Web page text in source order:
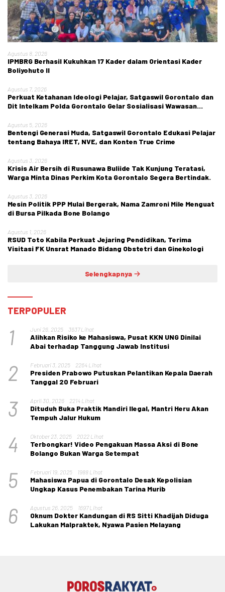
Agustus 8, 2026
IPMBRG Berhasil Kukuhkan 17 Kader dalam Orientasi Kader
Boliyohuto II
Agustus 7, 2026
Perkuat Ketahanan Ideologi Pelajar, Satgaswil Gorontalo dan
Dit Intelkam Polda Gorontalo Gelar Sosialisasi Wawasan
Agustus 5, 2026
Bentengi Generasi Muda, Satgaswil Gorontalo Edukasi Pelajar
tentang Bahaya IRET, NVE, dan Konten True Crime
Agustus 3, 2026
Krisis Air Bersih di Rusunawa Buliide Tak Kunjung Teratasi,
Warga Minta Dinas Perkim Kota Gorontalo Segera Bertindak.
Agustus 3, 2026
Mesin Politik PPP Mulai Bergerak, Nama Zamroni Mile Menguat
di Bursa Pilkada Bone Bolango
Agustus 1, 2026
RSUD Toto Kabila Perkuat Jejaring Pendidikan, Terima
Visitasi FK Unsrat Manado Bidang Obstetri dan Ginekologi
Selengkapnya
TERPOPULER
1 Juni 26, 2025 3637 Lihat
Alihkan Risiko ke Mahasiswa, Pusat KKN UNG Dinilai
Abai terhadap Tanggung Jawab Institusi
2 Februari 3, 2025 2264 Lihat
Presiden Prabowo Putuskan Pelantikan Kepala Daerah
Tanggal 20 Februari
3 April 30, 2026 2214 Lihat
Dituduh Buka Praktik Mandiri Ilegal, Mantri Heru Akan
Tempuh Jalur Hukum
4 Oktober 23, 2025 2022 Lihat
Terbongkar! Video Pengakuan Massa Aksi di Bone
Bolango Bukan Warga Setempat
5 Februari 19, 2025 1988 Lihat
Mahasiswa Papua di Gorontalo Desak Kepolisian
Ungkap Kasus Penembakan Tarina Murib
6 Agustus 26, 2025 1697 Lihat
Oknum Dokter Kandungan di RS Sitti Khadijah Diduga
Lakukan Malpraktek, Nyawa Pasien Melayang